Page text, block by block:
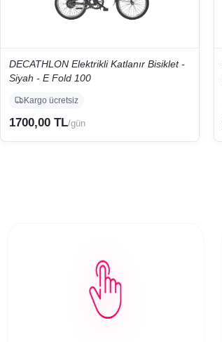
DECATHLON Elektrikli Katlanır Bisiklet -
Siyah - E Fold 100
Kargo ücretsiz
1700,00 TL/gün